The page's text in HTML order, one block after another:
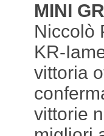
MINI
Niccolò
KR-
vittoria
vittorie